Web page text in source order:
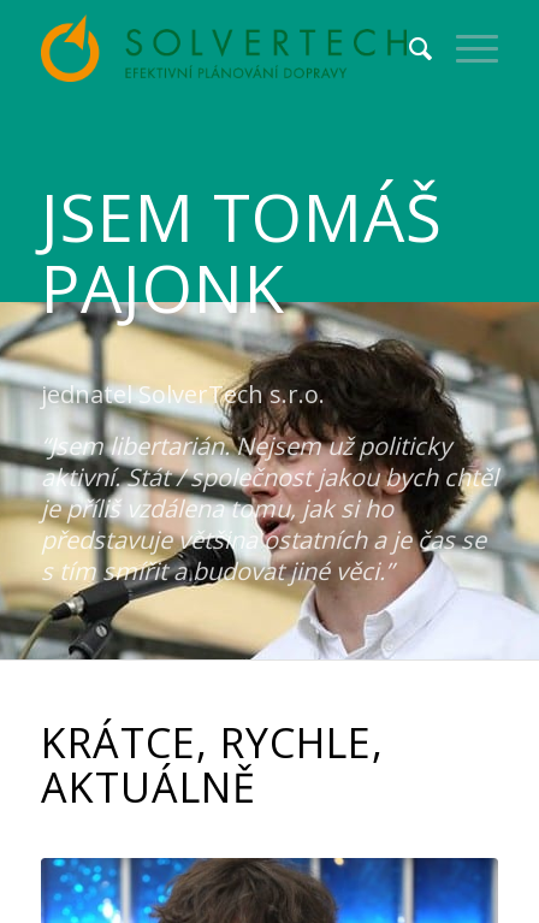
JSEM TOMÁŠ
PAJONK
jednatel SolverTech s.r.o.
“Jsem libertarián. Nejsem už politicky
aktivní. Stát / společnost jakou bych chtěl
je příliš vzdálena tomu, jak si ho
představuje většina ostatních a je čas se
s tím smířit a budovat jiné věci.”
KRÁTCE, RYCHLE,
AKTUÁLNĚ